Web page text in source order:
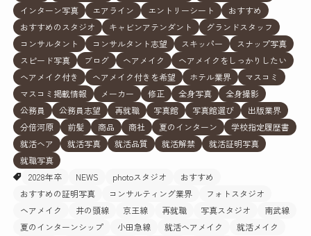
インターン写真
エアライン エントリーシート
おすすめ
おすすめのスタジオ
キャビンアテンダント
グランドスタッフ
コンサルタント
コンサルタント志望 スキッパー
スナップ写真
スピード写真
ブログ ヘアメイク
ヘアメイクをしっかりしたい
ヘアメイク付き
ヘアメイク付きを希望 ホテル業界
マスコミ
マスコミ掲載情報
メーカー 修正 全身写真
全身撮影
公務員
公務員志望 再就職 写真館 写真館選び
出版業界
分倍河原
前髪 商品 商社 夏のインターン
学校指定履歴書
就活ヘア
就活写真 就活品質 就活解禁
就活証明写真
就職写真
2028年卒
NEWS photoスタジオ
おすすめ
おすすめの証明写真
コンサルティング業界
フォトスタジオ
ヘアメイク
井の頭線 京王線 再就職 写真スタジオ
南武線
夏のインターンシップ
小田急線 就活ヘアメイク
就活メイク